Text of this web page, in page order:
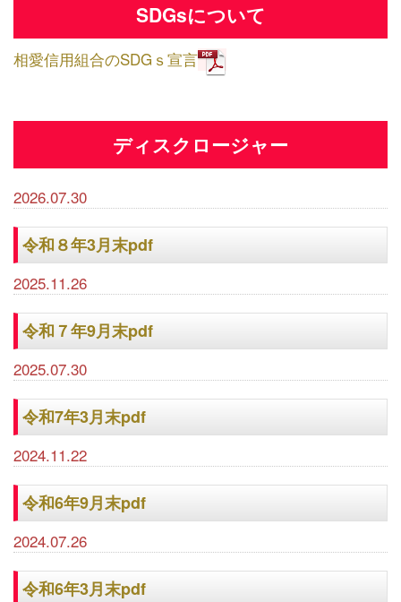
SDGsについて
相愛信用組合のSDGｓ宣言
ディスクロージャー
2026.07.30
令和８年3月末pdf
2025.11.26
令和７年9月末pdf
2025.07.30
令和7年3月末pdf
2024.11.22
令和6年9月末pdf
2024.07.26
令和6年3月末pdf